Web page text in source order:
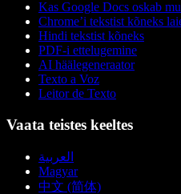
Kas Google Docs oskab
Chrome’i tekstist kõneks
Hindi tekstist kõneks
PDF-i ettelugemine
AI häälegeneraator
Texto a Voz
Leitor de Texto
Vaata teistes keeltes
العربية
Magyar
中文 (简体)